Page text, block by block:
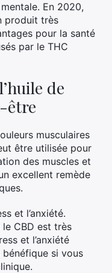
En 2020,
produit très
pour la santé
par le THC
de
être
musculaires
être utilisée pour
des muscles et
excellent remède
et l’anxiété.
CBD est très
et l’anxiété
si vous